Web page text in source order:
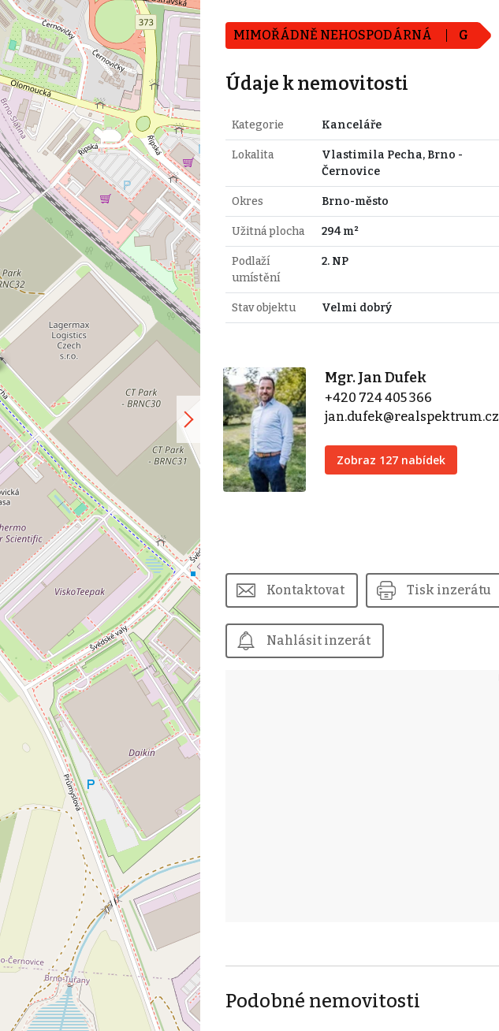
MIMOŘÁDNĚ NEHOSPODÁRNÁ G
Údaje k nemovitosti
Kategorie Kanceláře
Lokalita
Vlastimila Pecha, Brno -
Černovice
Okres Brno-město
Užitná plocha 294 m²
Podlaží
umístění
2. NP
Stav objektu Velmi dobrý
Mgr. Jan Dufek
+420 724 405 366
jan.dufek@realspektrum.cz
Zobraz 127 nabídek
Kontaktovat Tisk inzerátu
Nahlásit inzerát
Podobné nemovitosti